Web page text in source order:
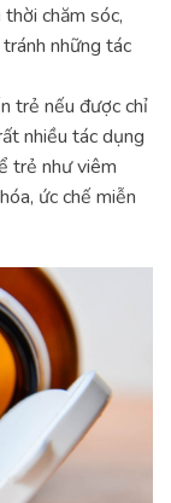
chăm sóc,
những tác
trẻ nếu được chỉ
nhiều tác dụng
trẻ như viêm
ức chế miễn